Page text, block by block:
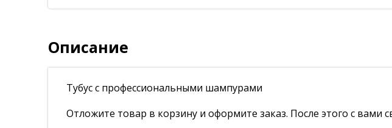
Описание
Тубус с профессиональными шампурами
Отложите товар в корзину и оформите заказ. После этого с вами